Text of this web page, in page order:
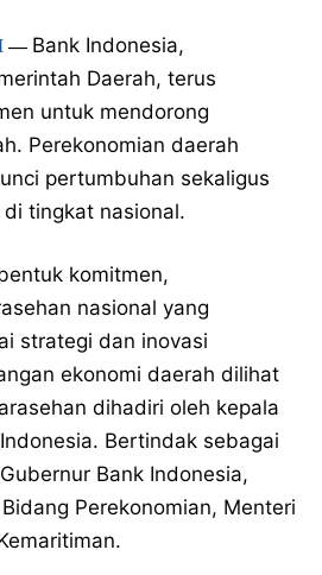
— Bank Indonesia,
Daerah, terus
untuk mendorong
Perekonomian daerah
pertumbuhan sekaligus
tingkat nasional.
komitmen,
nasional yang
strategi dan inovasi
ekonomi daerah dilihat
dihadiri oleh kepala
Bertindak sebagai
Bank Indonesia,
Perekonomian, Menteri